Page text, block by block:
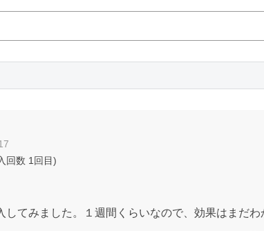
回数 1回目)
てみました。１週間くらいなので、効果はまだ